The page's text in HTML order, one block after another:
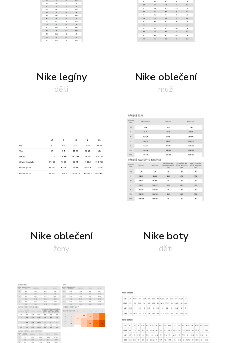
Nike legíny
děti
Nike oblečení
muži
Nike oblečení
ženy
Nike boty
děti